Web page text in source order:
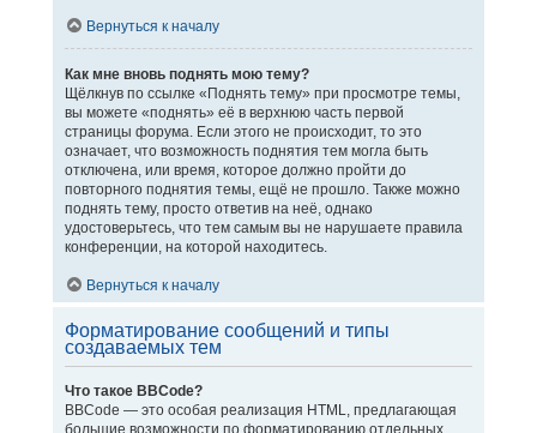
Вернуться к началу
Как мне вновь поднять мою тему?
Щёлкнув по ссылке «Поднять тему» при просмотре темы,
вы можете «поднять» её в верхнюю часть первой
страницы форума. Если этого не происходит, то это
означает, что возможность поднятия тем могла быть
отключена, или время, которое должно пройти до
повторного поднятия темы, ещё не прошло. Также можно
поднять тему, просто ответив на неё, однако
удостоверьтесь, что тем самым вы не нарушаете правила
конференции, на которой находитесь.
Вернуться к началу
Форматирование сообщений и типы
создаваемых тем
Что такое BBCode?
BBCode — это особая реализация HTML, предлагающая
большие возможности по форматированию отдельных